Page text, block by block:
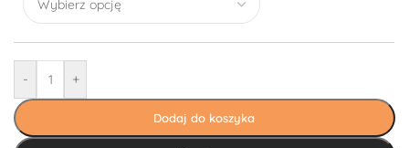
- +
Dodaj do koszyka